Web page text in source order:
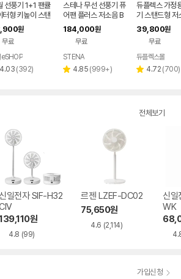
선풍기 1+1 팬큘
터형 키높이 스탠
매장 공장 식당 사
가정
원
무료
페이
eSHOP
4.03 리
(392)
스테나 무선 선풍기 퓨
어팬 플러스 저소음 B
LDC 가정용 아기 신생
아
184,000원
무료
STENA
별 4.85 리
(999+)
듀플렉스 가정
기 스탠드형 저
모컨 원룸 거실
39,800원
무료
듀플렉스몰
별 4.72 리
(700)
전체보기
신일전자 SIF-H32
원
4.8 (99)
르젠 LZEF-DC02
75,650원
4.6 (2,114)
신
WK
가입신청